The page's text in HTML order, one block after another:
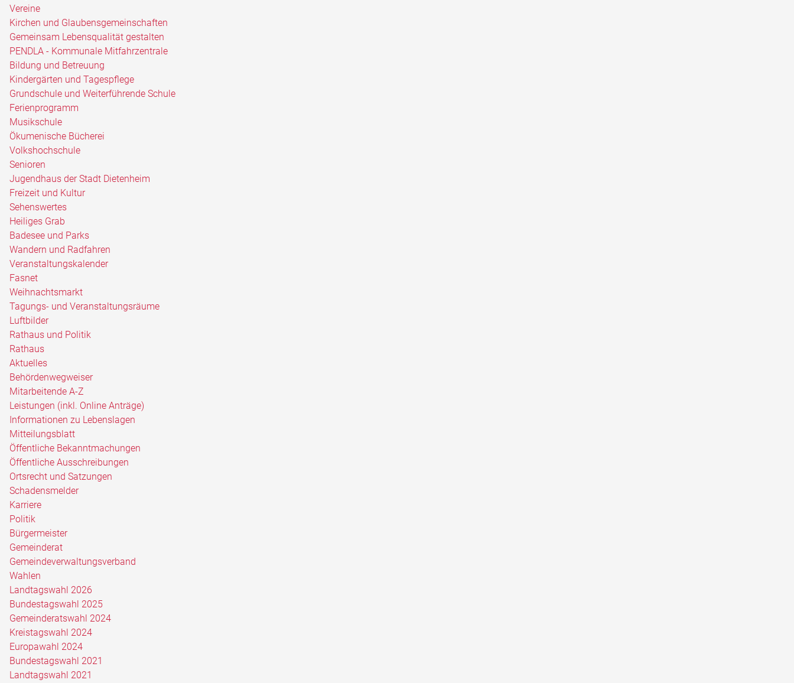
Vereine
Kirchen und Glaubensgemeinschaften
Gemeinsam Lebensqualität gestalten
PENDLA - Kommunale Mitfahrzentrale
Bildung und Betreuung
Kindergärten und Tagespflege
Grundschule und Weiterführende Schule
Ferienprogramm
Musikschule
Ökumenische Bücherei
Volkshochschule
Senioren
Jugendhaus der Stadt Dietenheim
Freizeit und Kultur
Sehenswertes
Heiliges Grab
Badesee und Parks
Wandern und Radfahren
Veranstaltungskalender
Fasnet
Weihnachtsmarkt
Tagungs- und Veranstaltungsräume
Luftbilder
Rathaus und Politik
Rathaus
Aktuelles
Behördenwegweiser
Mitarbeitende A-Z
Leistungen (inkl. Online Anträge)
Informationen zu Lebenslagen
Mitteilungsblatt
Öffentliche Bekanntmachungen
Öffentliche Ausschreibungen
Ortsrecht und Satzungen
Schadensmelder
Karriere
Politik
Bürgermeister
Gemeinderat
Gemeindeverwaltungsverband
Wahlen
Landtagswahl 2026
Bundestagswahl 2025
Gemeinderatswahl 2024
Kreistagswahl 2024
Europawahl 2024
Bundestagswahl 2021
Landtagswahl 2021